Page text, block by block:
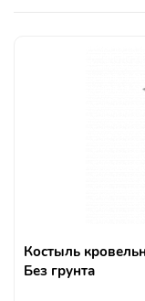
Костыль
Без грунта